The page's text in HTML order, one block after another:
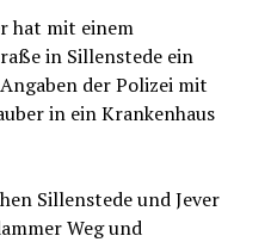
hat mit einem
in Sillenstede ein
der Polizei mit
in ein Krankenhaus
Sillenstede und Jever
Weg und